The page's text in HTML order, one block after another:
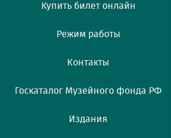
Купить билет онлайн
Режим работы
Контакты
Госкаталог Музейного фонда РФ
Издания